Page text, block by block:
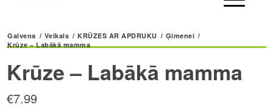
Galvena / Veikals / KRŪZES AR APDRUKU / Ģimenei /
Krūze – Labākā mamma
Krūze – Labākā mamma
€7.99